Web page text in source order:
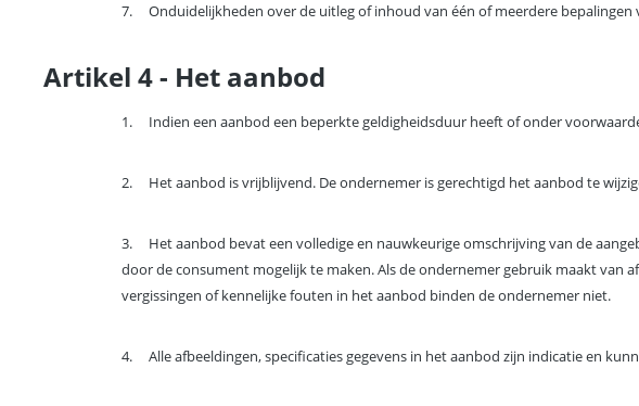
7. Onduidelijkheden over de uitleg of inhoud van één of meerdere bepalingen
Artikel 4 - Het aanbod
1. Indien een aanbod een beperkte geldigheidsduur heeft of onder
2. Het aanbod is vrijblijvend. De ondernemer is gerechtigd het aanbod te
3.
Het aanbod bevat een volledige en nauwkeurige omschrijving van de
door de consument mogelijk te maken. Als de ondernemer gebruik maakt van
vergissingen of kennelijke fouten in het aanbod binden de ondernemer niet.
4. Alle afbeeldingen, specificaties gegevens in het aanbod zijn indicatie en